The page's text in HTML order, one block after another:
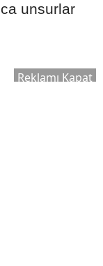
unsurlar
Reklamı Kapat